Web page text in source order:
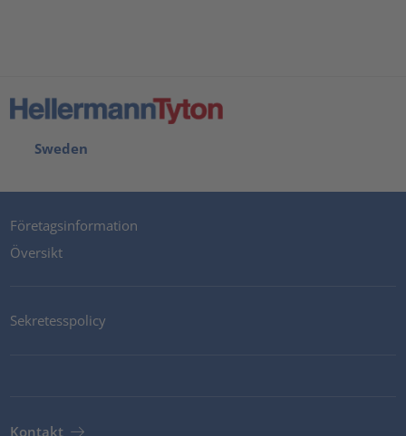
Sweden
Företagsinformation
Översikt
Sekretesspolicy
Kontakt